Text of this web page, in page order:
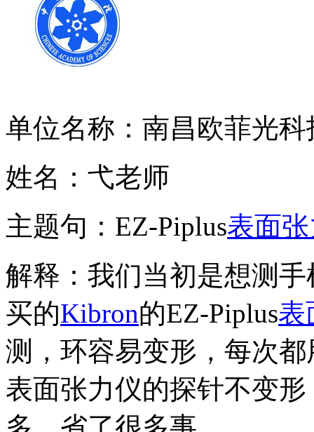
单位名称：南昌欧菲光
姓名：弋老师
主题句：EZ-Piplus表面
解释：我们当初是想测
买的Kibron的EZ-Piplus表
测，环容易变形，每次
表面张力仪的探针不变